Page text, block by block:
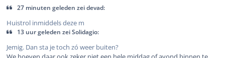
27 minuten geleden zei devad:
Huistrol inmiddels deze m
13 uur geleden zei Solidagio:
Jemig. Dan sta je toch zó weer buiten?